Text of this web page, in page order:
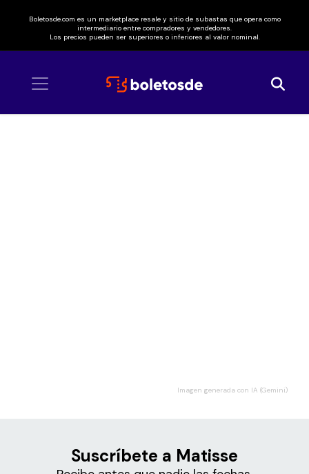
Boletosde.com es un marketplace resale y sitio de subastas que opera como
intermediario entre compradores y vendedores.
Los precios pueden ser superiores o inferiores al valor nominal.
Imagen generada con IA (Gemini)
Suscríbete a Matisse